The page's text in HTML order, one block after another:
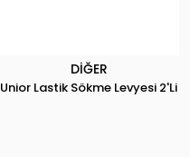
DİĞER
Unior Lastik Sökme Levyesi 2'Li